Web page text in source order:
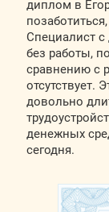
диплом в
Специалист с
без работы,
сравнению с
отсутствует.
довольно
денежных
сегодня.